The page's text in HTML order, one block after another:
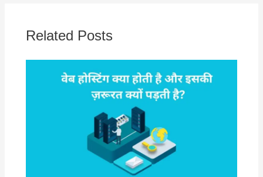
Related Posts